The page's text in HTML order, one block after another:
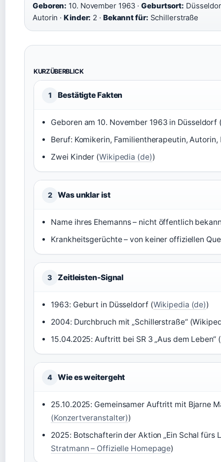
Geboren: 10. November 1963 ·Geburtsort:
Autorin ·Kinder: 2 · Bekannt für: Schillerstraße
KURZÜBERBLICK
1 Bestätigte Fakten
Geboren am 10. November 1963 in Düsseldorf
Beruf: Komikerin, Familientherapeutin,
Zwei Kinder (Wikipedia (de))
2 Was unklar ist
Name ihres Ehemanns – nicht öffentlich
Krankheitsgerüchte – von keiner offiziellen
3 Zeitleisten-Signal
1963: Geburt in Düsseldorf (Wikipedia (de))
2004: Durchbruch mit „Schillerstraße“
15.04.2025: Auftritt bei SR 3 „Aus dem Leben“ (
4 Wie es weitergeht
25.10.2025: Gemeinsamer Auftritt mit Bjarne
(Konzertveranstalter))
2025: Botschafterin der Aktion „Ein Schal fürs
Stratmann – Offizielle Homepage)